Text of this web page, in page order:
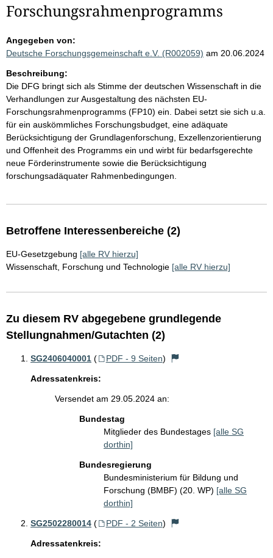
Forschungsrahmenprogramms
Angegeben von:
Deutsche Forschungsgemeinschaft e.V. (R002059) am 20.06.2024
Beschreibung:
Die DFG bringt sich als Stimme der deutschen Wissenschaft in die
Verhandlungen zur Ausgestaltung des nächsten EU-
Forschungsrahmenprogramms (FP10) ein. Dabei setzt sie sich u.a.
für ein auskömmliches Forschungsbudget, eine adäquate
Berücksichtigung der Grundlagenforschung, Exzellenzorientierung
und Offenheit des Programms ein und wirbt für bedarfsgerechte
neue Förderinstrumente sowie die Berücksichtigung
forschungsadäquater Rahmenbedingungen.
Betroffene Interessenbereiche (2)
EU-Gesetzgebung [alle RV hierzu]
Wissenschaft, Forschung und Technologie [alle RV hierzu]
Zu diesem RV abgegebene grundlegende
Stellungnahmen/Gutachten (2)
SG2406040001 ( PDF - 9 Seiten)
Adressatenkreis:
Versendet am 29.05.2024 an:
Bundestag
Mitglieder des Bundestages [alle SG
dorthin]
Bundesregierung
Bundesministerium für Bildung und
Forschung (BMBF) (20. WP) [alle SG
dorthin]
SG2502280014 ( PDF - 2 Seiten)
Adressatenkreis: